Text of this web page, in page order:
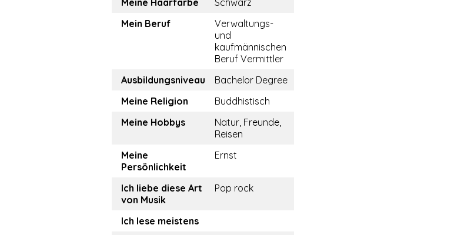
Meine Haarfarbe
Schwarz
Mein Beruf
Verwaltungs-
und
kaufmännischen
Beruf Vermittler
Ausbildungsniveau
Bachelor Degree
Meine Religion
Buddhistisch
Meine Hobbys
Natur, Freunde,
Reisen
Meine
Persönlichkeit
Ernst
Ich liebe diese Art
von Musik
Pop rock
Ich lese meistens